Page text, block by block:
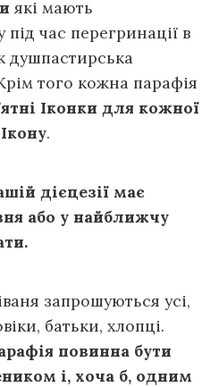
які мають
час перегринації в
душпастирська
того кожна парафія
Іконки для кожної
.
дієцезії має
або у найближчу
запрошуються усі,
батьки, хлопці.
повинна бути
і, хоча б, одним